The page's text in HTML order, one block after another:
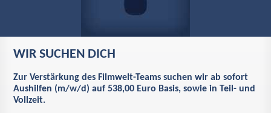
WIR SUCHEN DICH
Zur Verstärkung des Filmwelt-Teams suchen wir ab sofort
Aushilfen (m/w/d) auf 538,00 Euro Basis, sowie in Teil- und
Vollzeit.